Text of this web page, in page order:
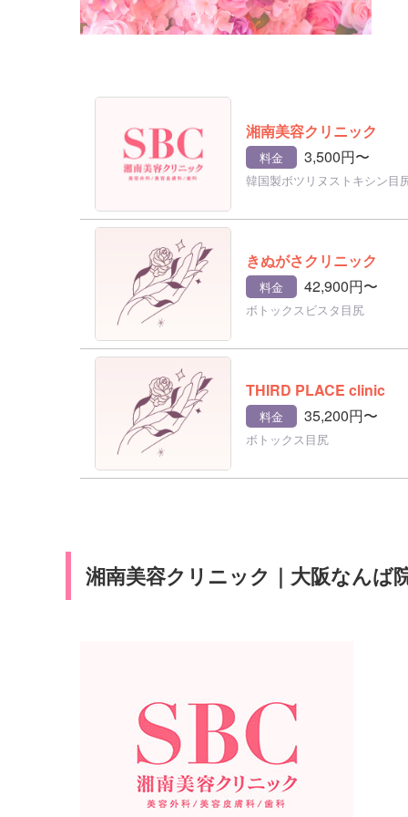
湘南美容クリニック
料金 3,500円〜
韓国製ボツリヌストキシン目
きぬがさクリニック
料金 42,900円〜
ボトックスビスタ目尻
THIRD PLACE clinic
料金 35,200円〜
ボトックス目尻
湘南美容クリニック｜大阪なんば